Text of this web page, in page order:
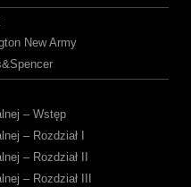
New Army
– Wstęp
– Rozdział I
– Rozdział II
– Rozdział III